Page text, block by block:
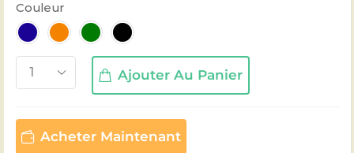
Couleur
Ajouter Au Panier
Acheter Maintenant